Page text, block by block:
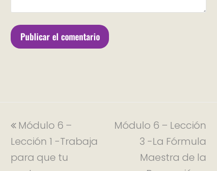
Módulo 6 –
Lección 1 -Trabaja
para que tu
Módulo 6 – Lección
3 -La Fórmula
Maestra de la